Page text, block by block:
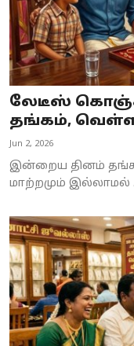
Tamilnadu
National
World
Astrology
Spirituality
Weather
Politics
லேடீஸ்
தங்கம்,
Jun 2, 2026
இன்றைய தினம்
மாற்றமும் இல்லாமல்